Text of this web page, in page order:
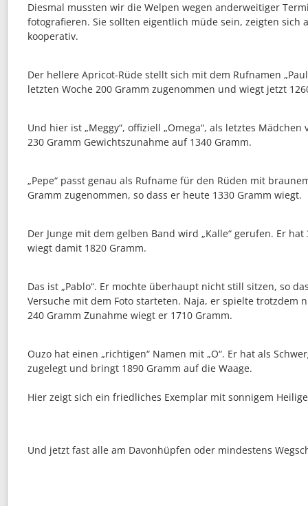
Diesmal mussten wir die Welpen wegen anderweitiger
fotografieren. Sie sollten eigentlich müde sein, zeigten sich
kooperativ.
Der hellere Apricot-Rüde stellt sich mit dem Rufnamen
letzten Woche 200 Gramm zugenommen und wiegt jetzt
Und hier ist „Meggy“, offiziell „Omega“, als letztes Mädchen
230 Gramm Gewichtszunahme auf 1340 Gramm.
„Pepe“ passt genau als Rufname für den Rüden mit
Gramm zugenommen, so dass er heute 1330 Gramm wiegt.
Der Junge mit dem gelben Band wird „Kalle“ gerufen. Er
wiegt damit 1820 Gramm.
Das ist „Pablo“. Er mochte überhaupt nicht still sitzen, so
Versuche mit dem Foto starteten. Naja, er spielte trotzdem
240 Gramm Zunahme wiegt er 1710 Gramm.
Ouzo hat einen „richtigen“ Namen mit „O“. Er hat als
zugelegt und bringt 1890 Gramm auf die Waage.
Hier zeigt sich ein friedliches Exemplar mit sonnigem
Und jetzt fast alle am Davonhüpfen oder mindestens